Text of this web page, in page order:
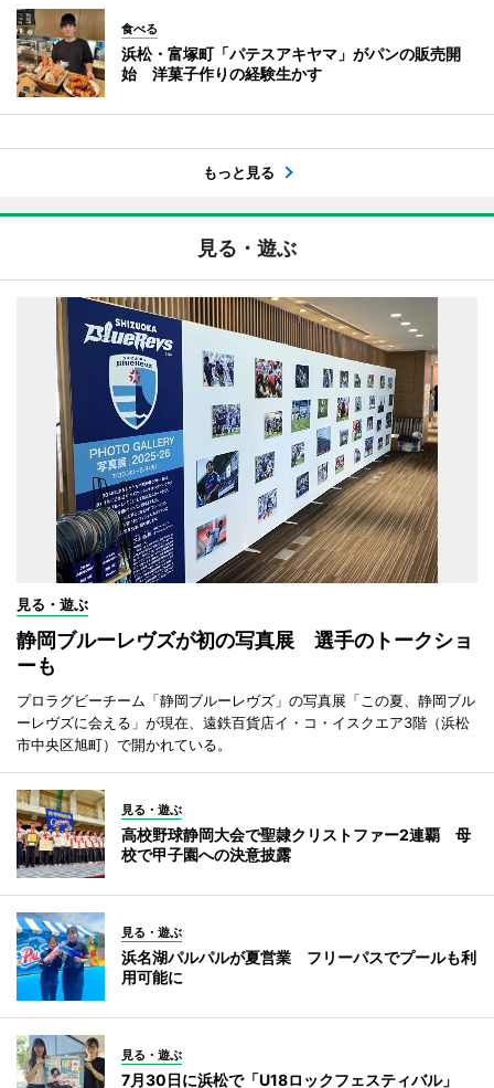
食べる
浜松・富塚町「パテスアキヤマ」がパンの販売開
始 洋菓子作りの経験生かす
もっと見る
見る・遊ぶ
見る・遊ぶ
静岡ブルーレヴズが初の写真展 選手のトークショ
ーも
プロラグビーチーム「静岡ブルーレヴズ」の写真展「この夏、静岡ブル
ーレヴズに会える」が現在、遠鉄百貨店イ・コ・イスクエア3階（浜松
市中央区旭町）で開かれている。
見る・遊ぶ
高校野球静岡大会で聖隷クリストファー2連覇 母
校で甲子園への決意披露
見る・遊ぶ
浜名湖パルパルが夏営業 フリーパスでプールも利
用可能に
見る・遊ぶ
7月30日に浜松で「U18ロックフェスティバル」